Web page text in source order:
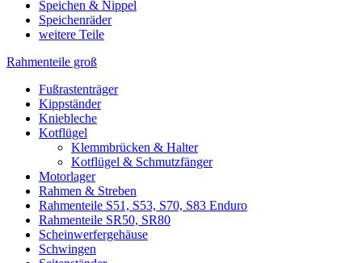
Speichen & Nippel
Speichenräder
weitere Teile
Rahmenteile groß
Fußrastenträger
Kippständer
Kniebleche
Kotflügel
Klemmbrücken & Halter
Kotflügel & Schmutzfänger
Motorlager
Rahmen & Streben
Rahmenteile S51, S53, S70, S83 Enduro
Rahmenteile SR50, SR80
Scheinwerfergehäuse
Schwingen